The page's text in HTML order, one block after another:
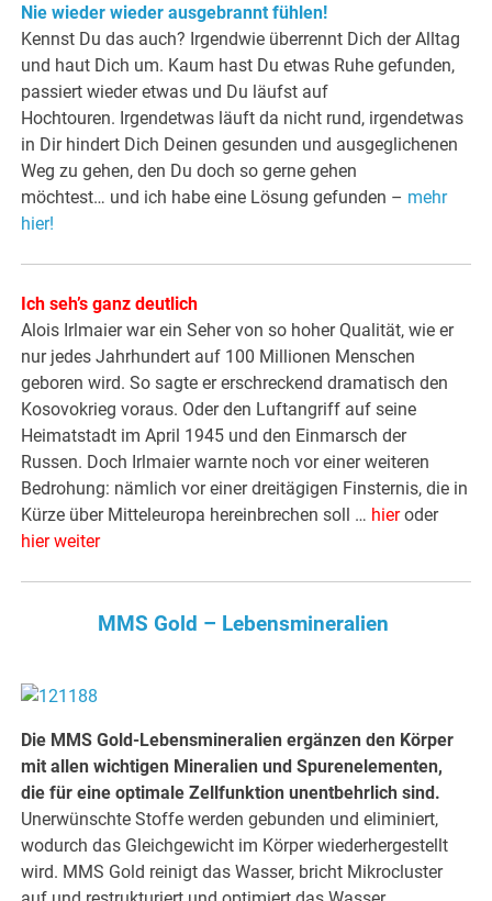
Nie wieder wieder ausgebrannt fühlen!
Kennst Du das auch? Irgendwie überrennt Dich der Alltag
und haut Dich um. Kaum hast Du etwas Ruhe gefunden,
passiert wieder etwas und Du läufst auf
Hochtouren. Irgendetwas läuft da nicht rund, irgendetwas
in Dir hindert Dich Deinen gesunden und ausgeglichenen
Weg zu gehen, den Du doch so gerne gehen
möchtest… und ich habe eine Lösung gefunden – mehr
hier!
Ich seh’s ganz deutlich
Alois Irlmaier war ein Seher von so hoher Qualität, wie er
nur jedes Jahrhundert auf 100 Millionen Menschen
geboren wird. So sagte er erschreckend dramatisch den
Kosovokrieg voraus. Oder den Luftangriff auf seine
Heimatstadt im April 1945 und den Einmarsch der
Russen. Doch Irlmaier warnte noch vor einer weiteren
Bedrohung: nämlich vor einer dreitägigen Finsternis, die in
Kürze über Mitteleuropa hereinbrechen soll … hier oder
hier weiter
MMS Gold – Lebensmineralien
Die MMS Gold-Lebensmineralien ergänzen den Körper
mit allen wichtigen Mineralien und Spurenelementen,
die für eine optimale Zellfunktion unentbehrlich sind.
Unerwünschte Stoffe werden gebunden und eliminiert,
wodurch das Gleichgewicht im Körper wiederhergestellt
wird. MMS Gold reinigt das Wasser, bricht Mikrocluster